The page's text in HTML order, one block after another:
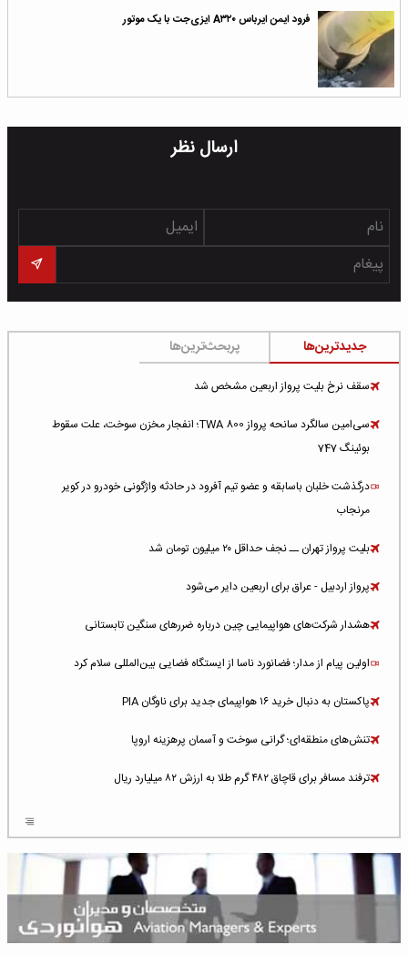
فرود ایمن ایرباس A۳۲۰ ایزی‌جت با یک موتور
ارسال نظر
جدیدترین‌ها پربحث‌ترین‌ها
سقف نرخ بلیت پرواز اربعین مشخص شد
سی‌امین سالگرد سانحه پرواز TWA 800؛ انفجار مخزن سوخت، علت سقوط
بوئینگ 747
درگذشت خلبان باسابقه و عضو تیم آفرود در حادثه واژگونی خودرو در کویر
مرنجاب
بلیت پرواز تهران ــ نجف حداقل ۲۰ میلیون تومان شد
پرواز اردبیل - عراق برای اربعین دایر می‌شود
هشدار شرکت‌های هواپیمایی چین درباره ضررهای سنگین تابستانی
اولین پیام از مدار؛ فضانورد ناسا از ایستگاه فضایی بین‌المللی سلام کرد
پاکستان به دنبال خرید ۱۶ هواپیمای جدید برای ناوگان PIA
تنش‌های منطقه‌ای؛ گرانی سوخت و آسمان پرهزینه اروپا
ترفند مسافر برای قاچاق ۴۸۲ گرم طلا به ارزش ۸۲ میلیارد ریال
شلوغ‌ترین فرودگاه‌های اروپا در ۲۰۲۵: لندن، استانبول و پاریس
پخش زنده پرواز سیزدهم موشک استارشیپ اسپیس‌ایکس [جمعه ساعت ۰۱:۴۵]